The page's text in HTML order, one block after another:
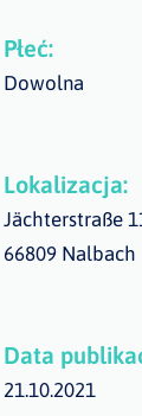
Płeć:
Dowolna
Lokalizacja:
Jächterstraße
66809 Nalbach
Data
21.10.2021